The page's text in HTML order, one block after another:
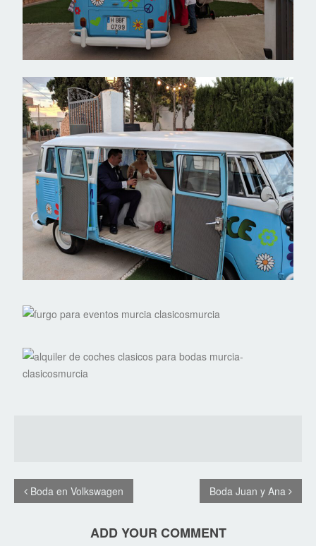
Boda en Volkswagen Boda Juan y Ana
ADD YOUR COMMENT